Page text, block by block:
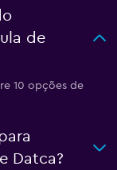
de
10 opções de
Datca?